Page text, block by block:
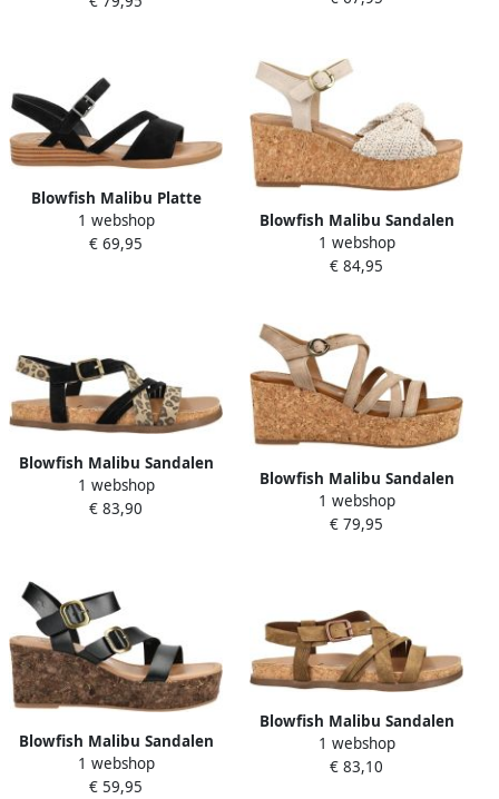
Blowfish Malibu Platte
sandalen
1 webshop
€ 69,95
Blowfish Malibu Sandalen
met sleehak Sandalen
1 webshop
€ 84,95
Blowfish Malibu Sandalen
met riem 'LIGHT UP' beige
bruin antraciet zwart
1 webshop
€ 83,90
Blowfish Malibu Sandalen
met sleehak Sandalen
1 webshop
€ 79,95
Blowfish Malibu Sandalen
met sleehak Sandalen
1 webshop
€ 59,95
Blowfish Malibu Sandalen
met riem 'LIGHT UP'
karamel
1 webshop
€ 83,10